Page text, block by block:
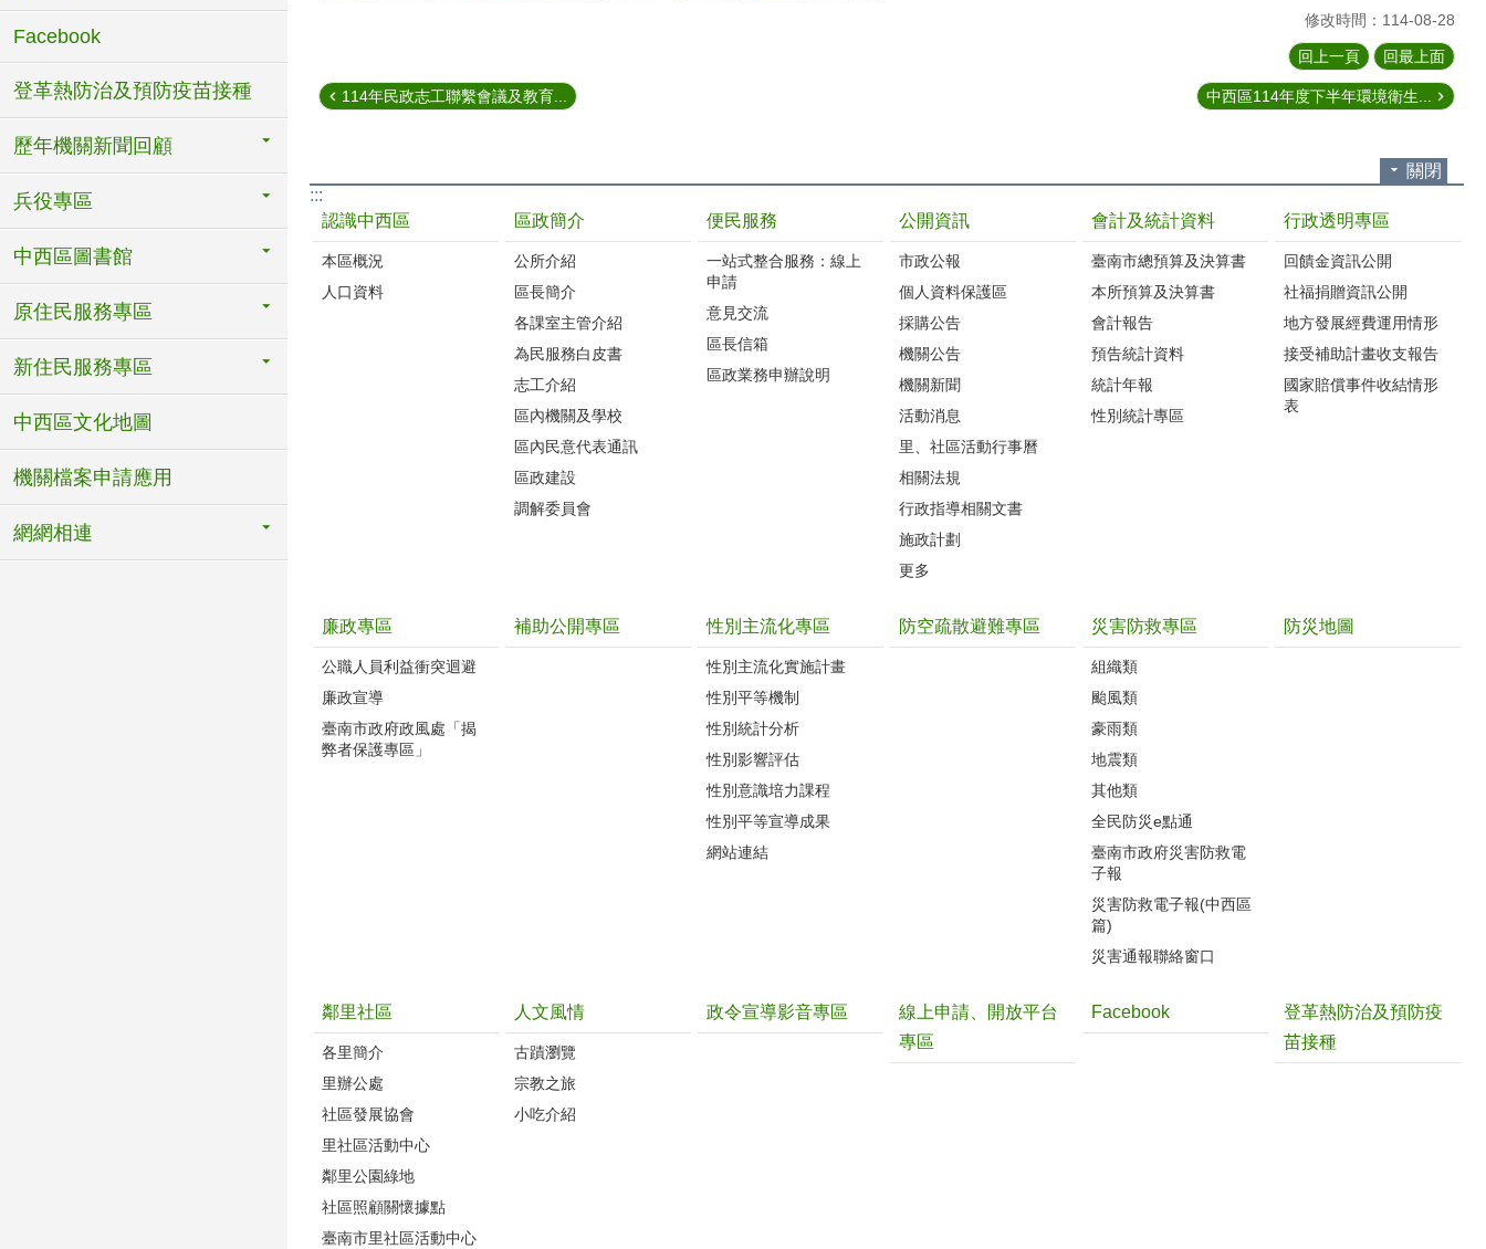
Facebook
登革熱防治及預防疫苗接種
歷年機關新聞回顧
兵役專區
中西區圖書館
原住民服務專區
新住民服務專區
中西區文化地圖
機關檔案申請應用
網網相連
修改時間：114-08-28
回上一頁 回最上面
114年民政志工聯繫會議及教育... 中西區114年度下半年環境衛生...
關閉
:::
認識中西區
本區概況
人口資料
區政簡介
公所介紹
區長簡介
各課室主管介紹
為民服務白皮書
志工介紹
區內機關及學校
區內民意代表通訊
區政建設
調解委員會
便民服務
一站式整合服務：線上
申請
意見交流
區長信箱
區政業務申辦說明
公開資訊
市政公報
個人資料保護區
採購公告
機關公告
機關新聞
活動消息
里、社區活動行事曆
相關法規
行政指導相關文書
施政計劃
更多
會計及統計資料
臺南市總預算及決算書
本所預算及決算書
會計報告
預告統計資料
統計年報
性別統計專區
行政透明專區
回饋金資訊公開
社福捐贈資訊公開
地方發展經費運用情形
接受補助計畫收支報告
國家賠償事件收結情形
表
廉政專區
公職人員利益衝突迴避
廉政宣導
臺南市政府政風處「揭
弊者保護專區」
補助公開專區 性別主流化專區
性別主流化實施計畫
性別平等機制
性別統計分析
性別影響評估
性別意識培力課程
性別平等宣導成果
網站連結
防空疏散避難專區 災害防救專區
組織類
颱風類
豪雨類
地震類
其他類
全民防災e點通
臺南市政府災害防救電
子報
災害防救電子報(中西區
篇)
災害通報聯絡窗口
防災地圖
鄰里社區
各里簡介
里辦公處
社區發展協會
里社區活動中心
鄰里公園綠地
社區照顧關懷據點
臺南市里社區活動中心
人文風情
古蹟瀏覽
宗教之旅
小吃介紹
政令宣導影音專區
線上申請、開放平台
專區
Facebook
登革熱防治及預防疫
苗接種